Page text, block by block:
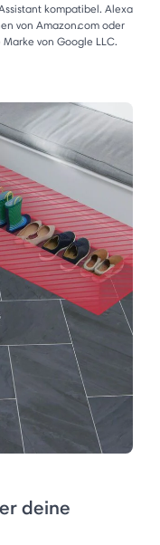
kompatibel. Alexa
von Amazon.com oder
von Google LLC.
deine